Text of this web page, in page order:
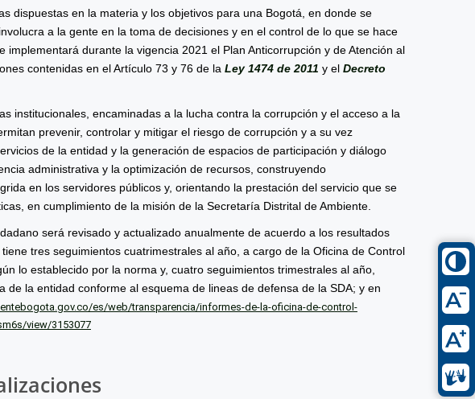
dispuestas en la materia y los objetivos para una Bogotá, en donde se
a la gente en la toma de decisiones y en el control de lo que se hace
implementará durante la vigencia 2021 el Plan Anticorrupción y de Atención al
contenidas en el Artículo 73 y 76 de la Ley 1474 de 2011 y el Decreto
institucionales, encaminadas a la lucha contra la corrupción y el acceso a la
prevenir, controlar y mitigar el riesgo de corrupción y a su vez
de la entidad y la generación de espacios de participación y diálogo
administrativa y la optimización de recursos, construyendo
en los servidores públicos y, orientando la prestación del servicio que se
en cumplimiento de la misión de la Secretaría Distrital de Ambiente.
será revisado y actualizado anualmente de acuerdo a los resultados
tres seguimientos cuatrimestrales al año, a cargo de la Oficina de Control
lo establecido por la norma y, cuatro seguimientos trimestrales al año,
de la entidad conforme al esquema de lineas de defensa de la SDA; y en
es/web/transparencia/informes-de-la-oficina-de-control-
view/3153077